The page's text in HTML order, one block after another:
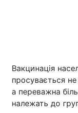
Вакцинація
просувається
а переважна
належать до